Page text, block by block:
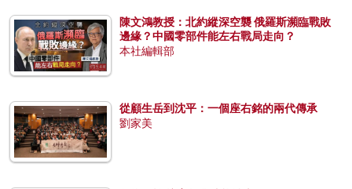
陳文鴻教授：北約縱深空襲 俄羅斯瀕臨戰敗
邊緣？中國零部件能左右戰局走向？
本社編輯部
從顧生岳到沈平：一個座右銘的兩代傳承
劉家美